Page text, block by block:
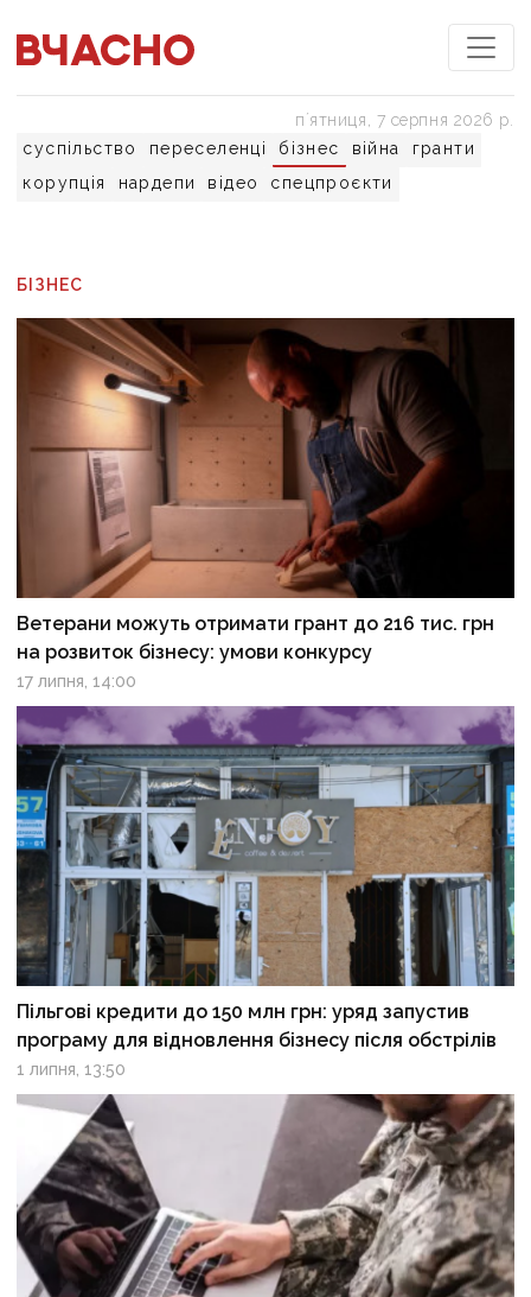
суспільство переселенці бізнес війна
гранти
корупція
нардепи відео спецпроєкти
пʼятниця, 7 серпня 2026 р.
БІЗНЕС
Ветерани можуть отримати грант до 216 тис. грн
на розвиток бізнесу: умови конкурсу
17 липня, 14:00
Пільгові кредити до 150 млн грн: уряд запустив
програму для відновлення бізнесу після обстрілів
1 липня, 13:50